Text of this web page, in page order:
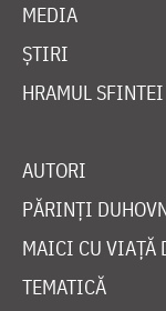
MEDIA
ȘTIRI
HRAMUL
AUTORI
PĂRINȚI
MAICI CU VIAȚĂ
TEMATICĂ